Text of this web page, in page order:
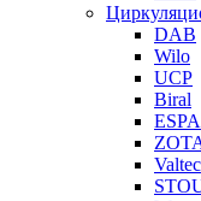
DAB
Wilo
UCP
Biral
ESPA
Valtec